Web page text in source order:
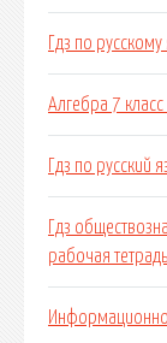
Гдз по
Алгебра 7
Гдз по
Гдз
рабочая тетрадь